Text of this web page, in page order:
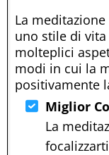
La
uno stile di
molteplici
modi in cui la
positivamente
Miglior
La